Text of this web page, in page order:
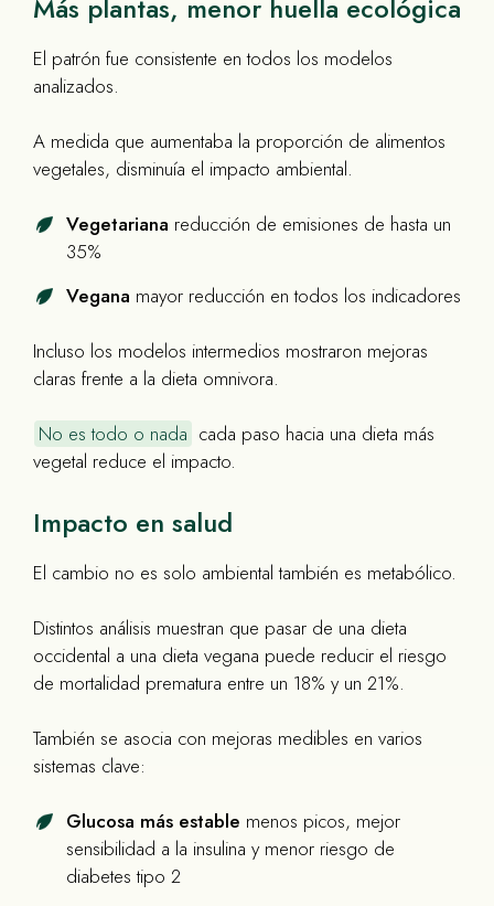
Más plantas, menor huella ecológica
El patrón fue consistente en todos los modelos
analizados.
A medida que aumentaba la proporción de alimentos
vegetales, disminuía el impacto ambiental.
Vegetariana reducción de emisiones de hasta un
35%
Vegana mayor reducción en todos los indicadores
Incluso los modelos intermedios mostraron mejoras
claras frente a la dieta omnivora.
No es todo o nada cada paso hacia una dieta más
vegetal reduce el impacto.
Impacto en salud
El cambio no es solo ambiental también es metabólico.
Distintos análisis muestran que pasar de una dieta
occidental a una dieta vegana puede reducir el riesgo
de mortalidad prematura entre un 18% y un 21%.
También se asocia con mejoras medibles en varios
sistemas clave:
Glucosa más estable menos picos, mejor
sensibilidad a la insulina y menor riesgo de
diabetes tipo 2